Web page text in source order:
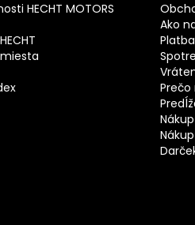
HECHT MOTORS
Ako